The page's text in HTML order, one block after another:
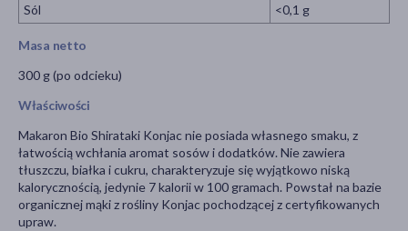
Sól
<0,1 g
Masa netto
300 g (po odcieku)
Właściwości
Makaron Bio Shirataki Konjac nie posiada własnego smaku, z
łatwością wchłania aromat sosów i dodatków. Nie zawiera
tłuszczu, białka i cukru, charakteryzuje się wyjątkowo niską
kalorycznością, jedynie 7 kalorii w 100 gramach. Powstał na bazie
organicznej mąki z rośliny Konjac pochodzącej z certyfikowanych
upraw.